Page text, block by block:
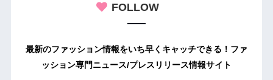
FOLLOW
最新のファッション情報をいち早くキャッチできる！ファ
ッション専門ニュース/プレスリリース情報サイト